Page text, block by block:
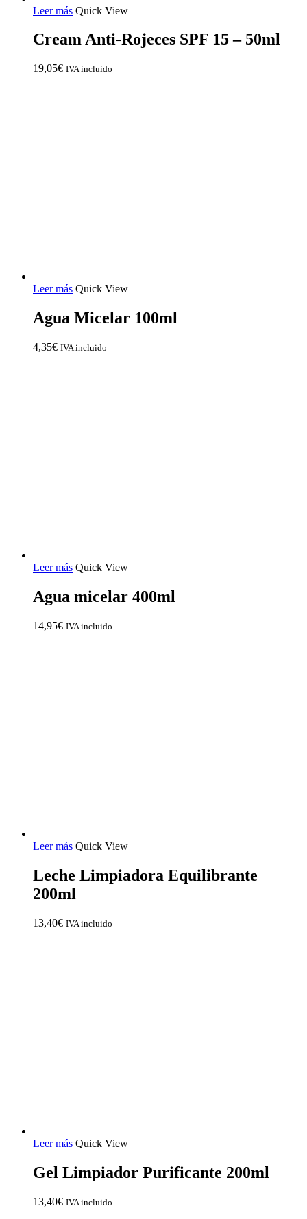
Leer más Quick View
Cream Anti-Rojeces SPF 15 – 50ml
19,05€ IVA incluido
Leer más Quick View
Agua Micelar 100ml
4,35€ IVA incluido
Leer más Quick View
Agua micelar 400ml
14,95€ IVA incluido
Leer más Quick View
Leche Limpiadora Equilibrante
200ml
13,40€ IVA incluido
Leer más Quick View
Gel Limpiador Purificante 200ml
13,40€ IVA incluido